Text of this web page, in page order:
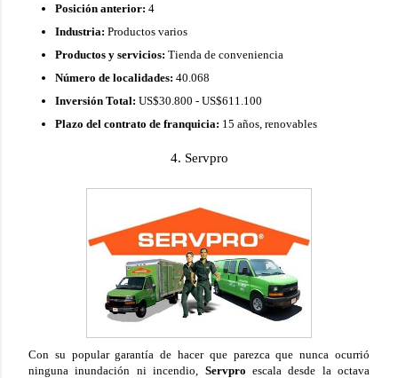
Posición anterior: 4
Industria: Productos varios
Productos y servicios: Tienda de conveniencia
Número de localidades: 40.068
Inversión Total: US$30.800 - US$611.100
Plazo del contrato de franquicia: 15 años, renovables
4. Servpro
Con su popular garantía de hacer que parezca que nunca ocurrió
ninguna inundación ni incendio, Servpro escala desde la octava